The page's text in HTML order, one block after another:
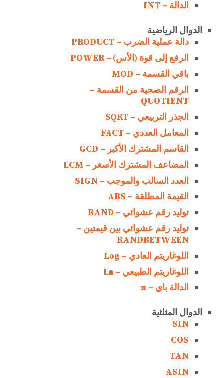
الدالة – INT
الدوال الرياضية
دالة عملية الضرب – PRODUCT
الرفع إلى قوة (الأس) – POWER
باقي القسمة – MOD
الرقم الصحية من القسمة –
QUOTIENT
الجذر التربيعي – SQRT
المعامل العددي – FACT
القاسم المشترك الأكبر – GCD
المضاعف المشترك الأصغر – LCM
العدد السالب والموجب – SIGN
القيمة المطلقة – ABS
توليد رقم عشوائي – RAND
توليد رقم عشوائي بين قيمتين –
RANDBETWEEN
اللوغاريتم العادي – Log
اللوغاريتم الطبيعي – Ln
الدالة باي – π
الدوال المثلثية
SIN
COS
TAN
ASIN